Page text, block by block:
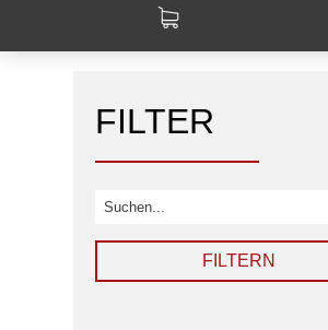
FILTER
FILTERN